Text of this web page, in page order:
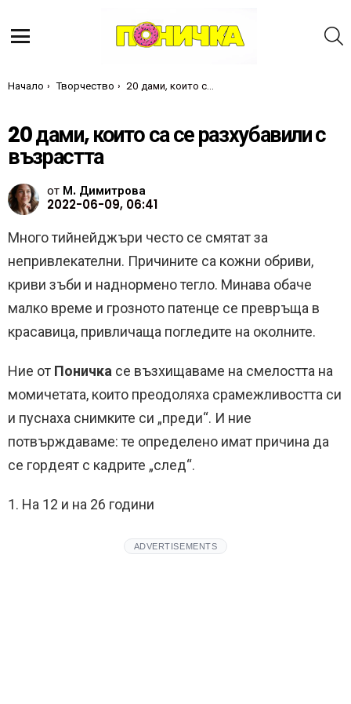
Ти си тук:
Начало Творчество 20 дами, които са се разхубавили с възрастта
20 дами, които са се разхубавили с
възрастта
от М. Димитрова
2022-06-09, 06:41
Много тийнейджъри често се смятат за
непривлекателни. Причините са кожни обриви,
криви зъби и наднормено тегло. Минава обаче
малко време и грозното патенце се превръща в
красавица, привличаща погледите на околните.
Ние от Поничка се възхищаваме на смелостта на
момичетата, които преодоляха срамежливостта си
и пуснаха снимките си „преди“. И ние
потвърждаваме: те определено имат причина да
се гордеят с кадрите „след“.
1. На 12 и на 26 години
ADVERTISEMENTS